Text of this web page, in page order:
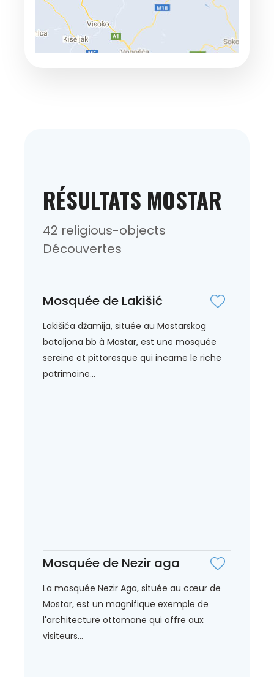
RÉSULTATS MOSTAR
42 religious-objects
Découvertes
Mosquée de Lakišić
Lakišića džamija, située au Mostarskog
bataljona bb à Mostar, est une mosquée
sereine et pittoresque qui incarne le riche
patrimoine...
Mosquée de Nezir aga
La mosquée Nezir Aga, située au cœur de
Mostar, est un magnifique exemple de
l'architecture ottomane qui offre aux
visiteurs...